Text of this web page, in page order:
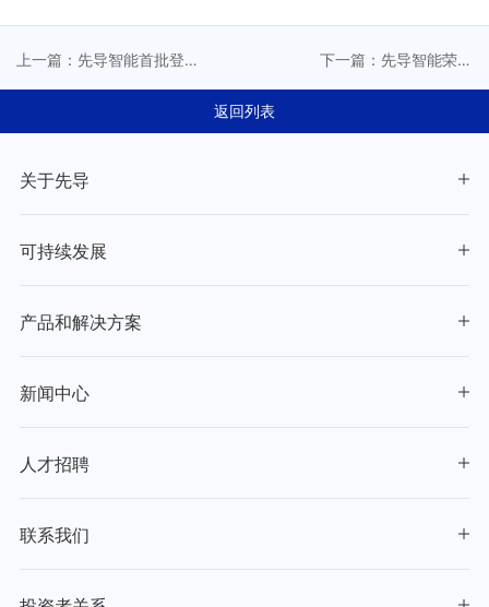
上一篇：先导智能首批登
能源转型
下一篇：先导智能荣登
返回列表
关于先导
可持续发展
产品和解决方案
新闻中心
人才招聘
联系我们